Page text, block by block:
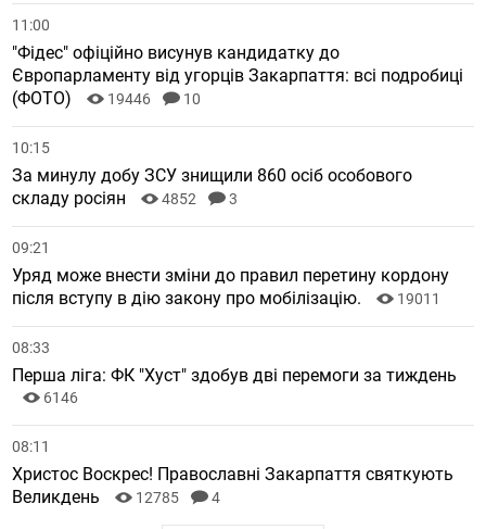
11:00
"Фідес" офіційно висунув кандидатку до
Європарламенту від угорців Закарпаття: всі подробиці
(ФОТО)
19446 10
10:15
За минулу добу ЗСУ знищили 860 осіб особового
складу росіян
4852 3
09:21
Уряд може внести зміни до правил перетину кордону
після вступу в дію закону про мобілізацію.
19011
08:33
Перша ліга: ФК "Хуст" здобув дві перемоги за тиждень
6146
08:11
Христос Воскрес! Православні Закарпаття святкують
Великдень
12785 4